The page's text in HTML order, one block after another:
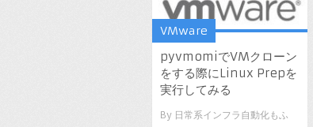
VMware
pyvmomiでVMクローン
をする際にLinux Prepを
実行してみる
By 日常系インフラ自動化もふ